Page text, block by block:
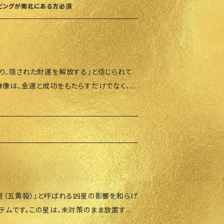
ングが南北にある方必須
隠された財運を解放する」と信じられて
は、金運と成功をもたらすだけでなく、財
強力なエネルギーを持っています。 貔貅
す： • 消化器官が特別: 物を食べても排
み、失わない」象徴となっています。
き寄せ、家庭や職場に安定した繁栄を
を意味します。 • 側面には四季進財（Se
れており、「一年を通して持続可能な財
満堂（Kam Yoke Moon Thong）: 「金
新しい年
五黄殺）」と呼ばれる凶星の影響を和らげ
です。この星は、未対策のまま放置する